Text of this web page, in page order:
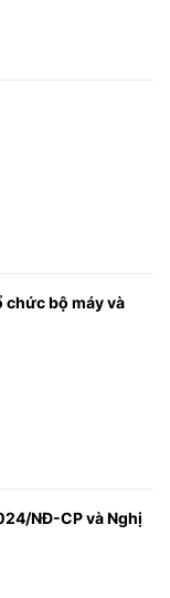
chức bộ máy và
NĐ-CP và Nghị